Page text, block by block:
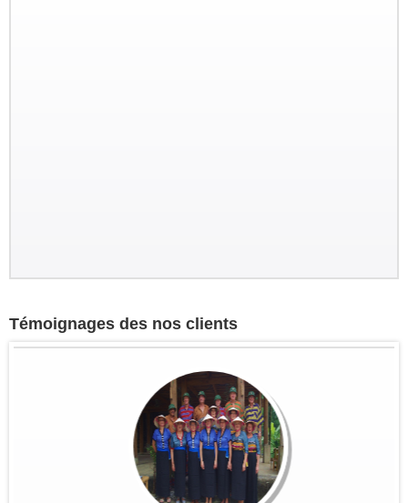
Témoignages des nos clients